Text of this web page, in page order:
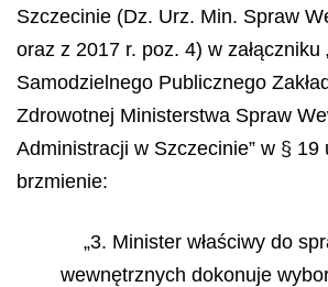
Szczecinie (Dz. Urz. Min. Spraw
oraz z 2017 r. poz. 4) w załączniku
Samodzielnego Publicznego
Zdrowotnej Ministerstwa Spraw
Administracji w Szczecinie” w § 19
brzmienie:
„3. Minister właściwy do
wewnętrznych dokonuje